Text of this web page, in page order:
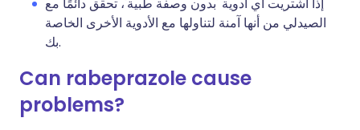
إذا اشتريت أي أدوية 'بدون وصفة طبية'، تحقق دائمًا مع
الصيدلي من أنها آمنة لتناولها مع الأدوية الأخرى الخاصة
بك.
Can rabeprazole cause
problems?